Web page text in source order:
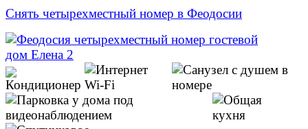
Снять четырехместный номер в Феодосии